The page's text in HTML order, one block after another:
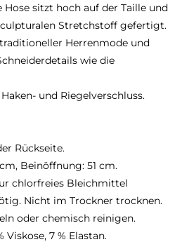
sitzt hoch auf der Taille und
Stretchstoff gefertigt.
Herrenmode und
wie die
und Riegelverschluss.
Rückseite.
Beinöffnung: 51 cm.
chlorfreies Bleichmittel
Nicht im Trockner trocknen.
oder chemisch reinigen.
Viskose, 7 % Elastan.